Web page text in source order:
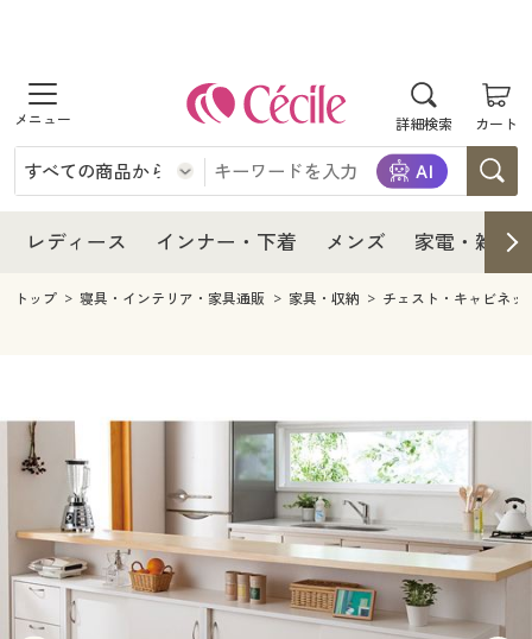
詳細検索 カート
商品を探す
レディース
レディースファッション
インナー・下着
インナー・下着通販すべて
メンズ下着
ジュニア・ティーンズ下着
メンズ
メンズファッション
メンズ下着
家電・雑貨すべて
キッチン・雑貨・日用品
寝具・インテリア・家具
寝具・インテリア・家具通販すべて
家具・収納
寝具・ベッド
美容・健康
美容・健康通販すべて
美容・健康・サプリメント
制服・スクール
制服・スクールすべて
大きいサイズ
レディース インナー・下着 メンズ 家電・雑貨
レディース
レディース通販すべて
レディースファッション
インナー・下着
インナー・下着通販すべて
ジュニア・ティーンズ下着
メンズ
メンズ下着
キッチン・雑貨・日用品
家具・収納
寝具・ベッド
カーテン・ラグ・ファブリック
美容・健康通販すべて
美容・健康・サプリメント
制服・スクール
制服・スクールすべて
制服・学生服
大きいサイズ
大きいサイズ通販すべて
バーゲン
トップ 寝具・インテリア・家具通販 家具・収納 チェスト・キャビネッ